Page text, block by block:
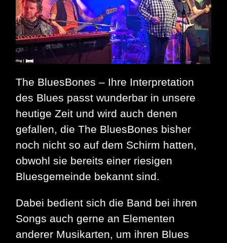
The BluesBones – Ihre Interpretation
des Blues passt wunderbar in unsere
heutige Zeit und wird auch denen
gefallen, die The BluesBones bisher
noch nicht so auf dem Schirm hatten,
obwohl sie bereits einer riesigen
Bluesgemeinde bekannt sind.
Dabei bedient sich die Band bei ihren
Songs auch gerne an Elementen
anderer Musikarten, um ihren Blues